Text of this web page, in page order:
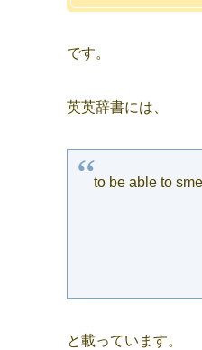
です。
英英辞書には、
to be able to
と載っています。